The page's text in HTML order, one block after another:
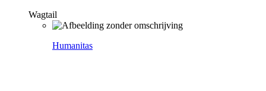
Wagtail
Humanitas